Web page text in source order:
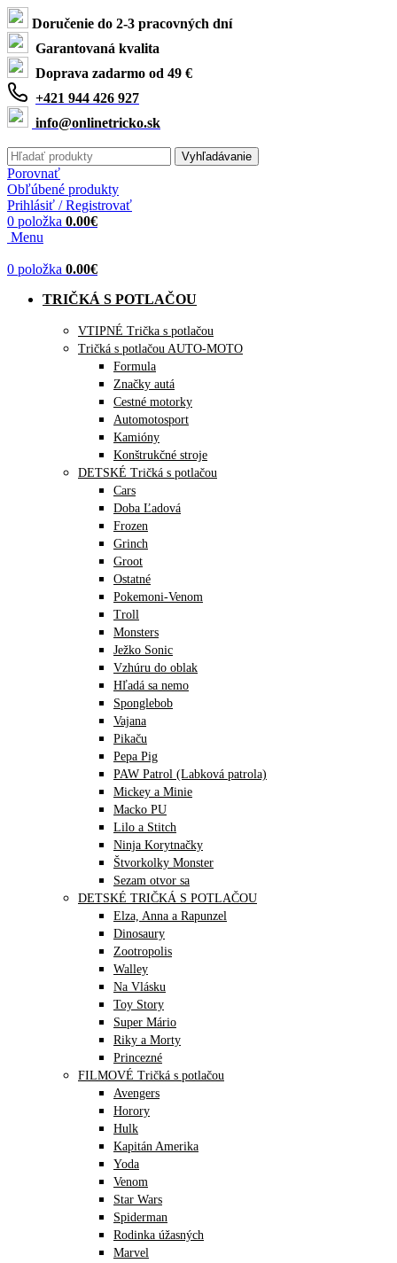
Doručenie do 2-3 pracovných dní
Garantovaná kvalita
Doprava zadarmo od 49 €
+421 944 426 927
info@onlinetricko.sk
Vyhľadávanie
Porovnať
Obľúbené produkty
Prihlásiť / Registrovať
0 položka 0.00€
Menu
0 položka 0.00€
TRIČKÁ S POTLAČOU
VTIPNÉ Trička s potlačou
Tričká s potlačou AUTO-MOTO
Formula
Značky autá
Cestné motorky
Automotosport
Kamióny
Konštrukčné stroje
DETSKÉ Tričká s potlačou
Cars
Doba Ľadová
Frozen
Grinch
Groot
Ostatné
Pokemoni-Venom
Troll
Monsters
Ježko Sonic
Vzhúru do oblak
Hľadá sa nemo
Sponglebob
Vajana
Pikaču
Pepa Pig
PAW Patrol (Labková patrola)
Mickey a Minie
Macko PU
Lilo a Stitch
Ninja Korytnačky
Štvorkolky Monster
Sezam otvor sa
DETSKÉ TRIČKÁ S POTLAČOU
Elza, Anna a Rapunzel
Dinosaury
Zootropolis
Walley
Na Vlásku
Toy Story
Super Mário
Riky a Morty
Princezné
FILMOVÉ Tričká s potlačou
Avengers
Horory
Hulk
Kapitán Amerika
Yoda
Venom
Star Wars
Spiderman
Rodinka úžasných
Marvel